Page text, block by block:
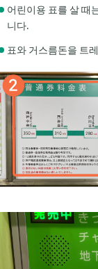
어린이용 표를 살 때
니다.
표와 거스름돈을 트